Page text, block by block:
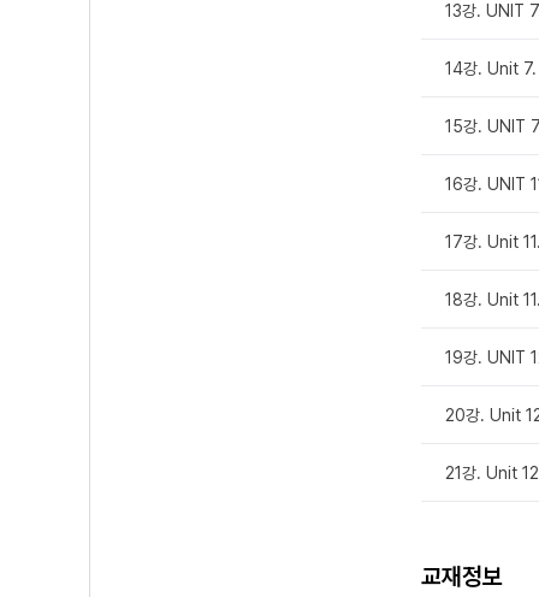
13강. UNIT
14강. Unit 7.
15강. UNIT
16강. UNIT
17강. Unit
18강. Unit
19강. UNIT
20강. Unit
21강. Unit
교재정보